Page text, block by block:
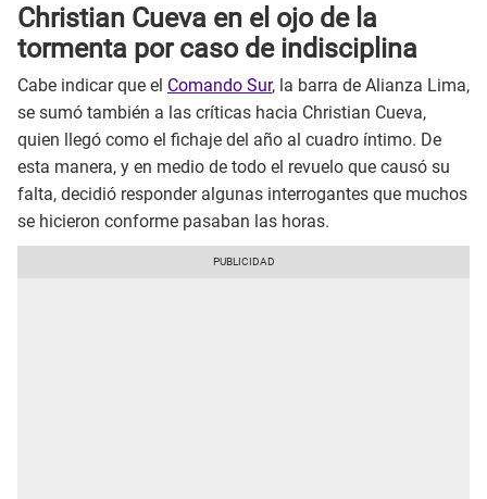
Christian Cueva en el ojo de la
tormenta por caso de indisciplina
Cabe indicar que el Comando Sur, la barra de Alianza Lima,
se sumó también a las críticas hacia Christian Cueva,
quien llegó como el fichaje del año al cuadro íntimo. De
esta manera, y en medio de todo el revuelo que causó su
falta, decidió responder algunas interrogantes que muchos
se hicieron conforme pasaban las horas.